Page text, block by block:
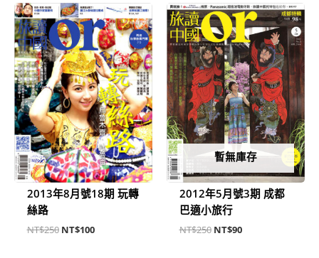
2013年8月號18期 玩轉
絲路
NT$250
原
始
價
格：
NT$250。
NT$100
目
前
價
格：
NT$100。
暫無庫存
2012年5月號3期 成都
巴適小旅行
NT$250
原
始
價
格：
NT$250。
NT$90
目
前
價
格：
NT$90。